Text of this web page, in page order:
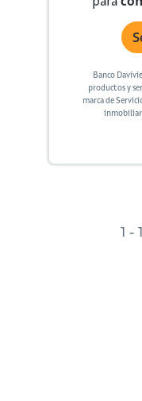
Banco
productos y
marca de
1 -